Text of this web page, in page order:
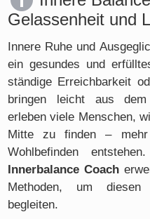
Gelassenheit und
Innere Ruhe und
ein gesundes und
ständige Erreichbarkeit
bringen leicht aus dem
erleben viele Menschen,
Mitte zu finden – mehr
Wohlbefinden
Innerbalance Coach
Methoden, um
begleiten.